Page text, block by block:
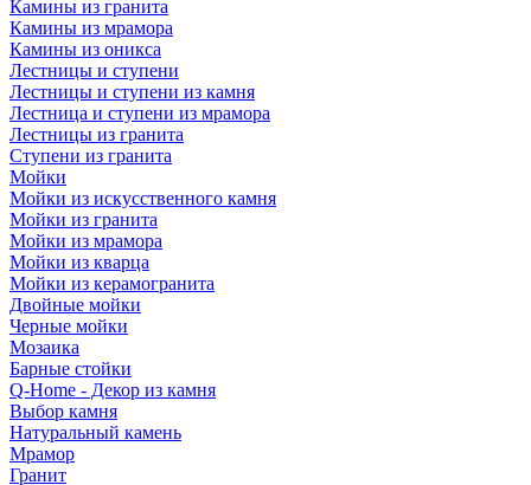
Камины из гранита
Камины из мрамора
Камины из оникса
Лестницы и ступени
Лестницы и ступени из камня
Лестница и ступени из мрамора
Лестницы из гранита
Ступени из гранита
Мойки
Мойки из искусственного камня
Мойки из гранита
Мойки из мрамора
Мойки из кварца
Мойки из керамогранита
Двойные мойки
Черные мойки
Мозаика
Барные стойки
Q-Home - Декор из камня
Выбор камня
Натуральный камень
Мрамор
Гранит